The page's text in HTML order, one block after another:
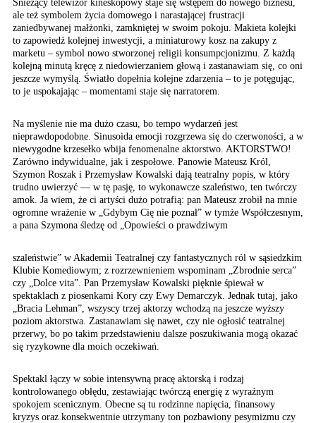
Śnieżący telewizor kineskopowy staje się wstępem do nowego biznesu,
ale też symbolem życia domowego i narastającej frustracji
zaniedbywanej małżonki, zamkniętej w swoim pokoju. Makieta kolejki
to zapowiedź kolejnej inwestycji, a miniaturowy kosz na zakupy z
marketu – symbol nowo stworzonej religii konsumpcjonizmu. Z każdą
kolejną minutą kręcę z niedowierzaniem głową i zastanawiam się, co oni
jeszcze wymyślą. Światło dopełnia kolejne zdarzenia – to je potęgując,
to je uspokajając – momentami staje się narratorem.
Na myślenie nie ma dużo czasu, bo tempo wydarzeń jest
nieprawdopodobne. Sinusoida emocji rozgrzewa się do czerwoności, a w
niewygodne krzesełko wbija fenomenalne aktorstwo. AKTORSTWO!
Zarówno indywidualne, jak i zespołowe. Panowie Mateusz Król,
Szymon Roszak i Przemysław Kowalski dają teatralny popis, w który
trudno uwierzyć — w tę pasję, to wykonawcze szaleństwo, ten twórczy
amok. Ja wiem, że ci artyści dużo potrafią: pan Mateusz zrobił na mnie
ogromne wrażenie w „Gdybym Cię nie poznał” w tymże Współczesnym,
a pana Szymona śledzę od „Opowieści o prawdziwym
szaleństwie” w Akademii Teatralnej czy fantastycznych ról w sąsiedzkim
Klubie Komediowym; z rozrzewnieniem wspominam „Zbrodnie serca”
czy „Dolce vita”. Pan Przemysław Kowalski pięknie śpiewał w
spektaklach z piosenkami Kory czy Ewy Demarczyk. Jednak tutaj, jako
„Bracia Lehman”, wszyscy trzej aktorzy wchodzą na jeszcze wyższy
poziom aktorstwa. Zastanawiam się nawet, czy nie ogłosić teatralnej
przerwy, bo po takim przedstawieniu dalsze poszukiwania mogą okazać
się ryzykowne dla moich oczekiwań.
Spektakl łączy w sobie intensywną pracę aktorską i rodzaj
kontrolowanego obłędu, zestawiając twórczą energię z wyraźnym
spokojem scenicznym. Obecne są tu rodzinne napięcia, finansowy
kryzys oraz konsekwentnie utrzymany ton pozbawiony pesymizmu czy